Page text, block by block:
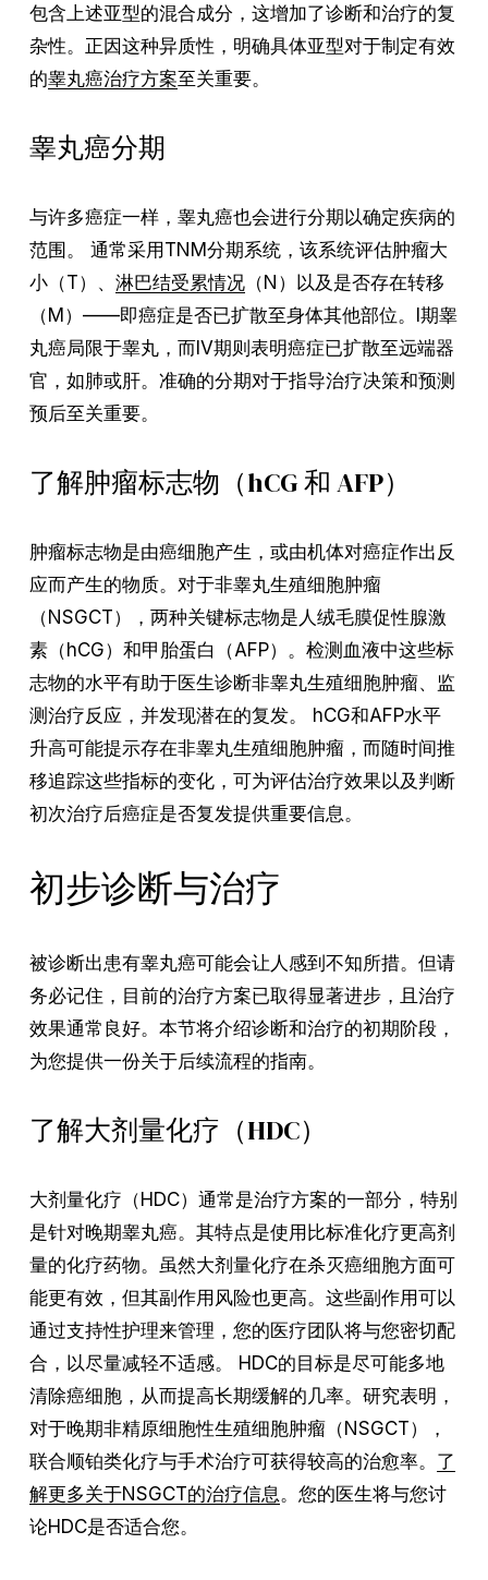
包含上述亚型的混合成分，这增加了诊断和治疗的复
杂性。正因这种异质性，明确具体亚型对于制定有效
的睾丸癌治疗方案至关重要。
睾丸癌分期
与许多癌症一样，睾丸癌也会进行分期以确定疾病的
范围。 通常采用TNM分期系统，该系统评估肿瘤大
小（T）、 淋巴结受累情况（N）以及是否存在转移
（M）——即癌症是否已扩散至身体其他部位。I期睾
丸癌局限于睾丸，而IV期则表明癌症已扩散至远端器
官，如肺或肝。准确的分期对于指导治疗决策和预测
预后至关重要。
了解肿瘤标志物（hCG 和 AFP）
肿瘤标志物是由癌细胞产生，或由机体对癌症作出反
应而产生的物质。对于非睾丸生殖细胞肿瘤
（NSGCT），两种关键标志物是人绒毛膜促性腺激
素（hCG）和甲胎蛋白（AFP）。检测血液中这些标
志物的水平有助于医生诊断非睾丸生殖细胞肿瘤、监
测治疗反应，并发现潜在的复发。 hCG和AFP水平
升高可能提示存在非睾丸生殖细胞肿瘤，而随时间推
移追踪这些指标的变化，可为评估治疗效果以及判断
初次治疗后癌症是否复发提供重要信息。
初步诊断与治疗
被诊断出患有睾丸癌可能会让人感到不知所措。但请
务必记住，目前的治疗方案已取得显著进步，且治疗
效果通常良好。本节将介绍诊断和治疗的初期阶段，
为您提供一份关于后续流程的指南。
了解大剂量化疗（HDC）
大剂量化疗（HDC）通常是治疗方案的一部分，特别
是针对晚期睾丸癌。其特点是使用比标准化疗更高剂
量的化疗药物。虽然大剂量化疗在杀灭癌细胞方面可
能更有效，但其副作用风险也更高。这些副作用可以
通过支持性护理来管理，您的医疗团队将与您密切配
合，以尽量减轻不适感。 HDC的目标是尽可能多地
清除癌细胞，从而提高长期缓解的几率。研究表明，
对于晚期非精原细胞性生殖细胞肿瘤（NSGCT），
联合顺铂类化疗与手术治疗可获得较高的治愈率。 了
解更多关于NSGCT的治疗信息。您的医生将与您讨
论HDC是否适合您。